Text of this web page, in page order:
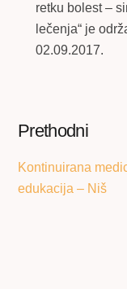
retku bolest –
lečenja“ je
02.09.2017.
Prethodni
Kontinuirana
edukacija – Niš